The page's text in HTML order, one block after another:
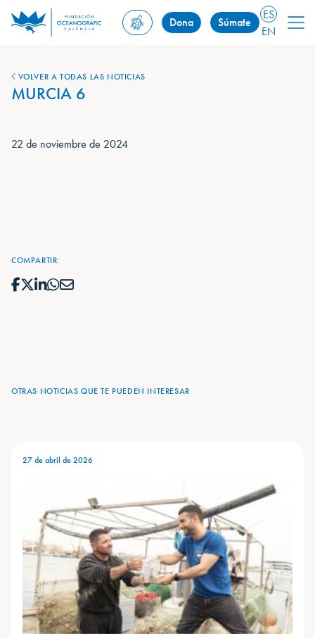
Dona Súmate
ES
EN
VOLVER A TODAS LAS NOTICIAS
MURCIA 6
22 de noviembre de 2024
COMPARTIR:
OTRAS NOTICIAS QUE TE PUEDEN INTERESAR
27 de abril de 2026